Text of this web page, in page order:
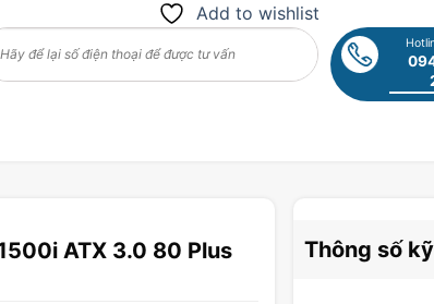
Add to wishlist
ATX 3.0 80 Plus
Thông số